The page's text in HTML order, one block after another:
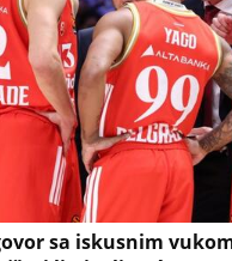
sa iskusnim